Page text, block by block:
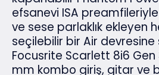
efsanevi ISA
ve sese parlaklık ekleyen
seçilebilir bir Air
Focusrite Scarlett 8i6 Gen
mm kombo giriş, gitar ve